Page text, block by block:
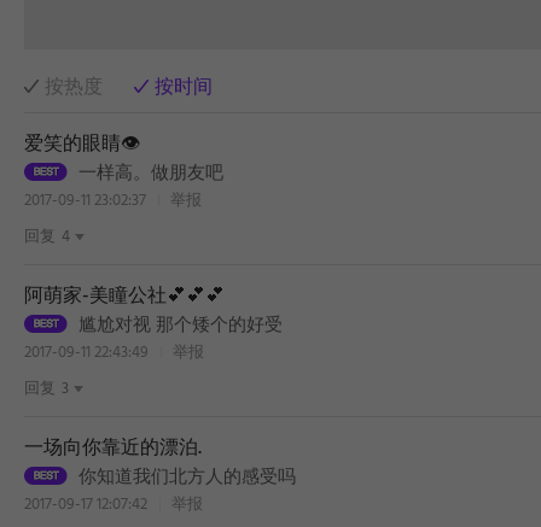
按热度
按时间
爱笑的眼睛👁️
一样高。做朋友吧
2017-09-11 23:02:37
举报
回复 4
阿萌家-美瞳公社💕💕💕
尴尬对视 那个矮个的好受
2017-09-11 22:43:49
举报
回复 3
一场向你靠近的漂泊.
你知道我们北方人的感受吗
2017-09-17 12:07:42
举报